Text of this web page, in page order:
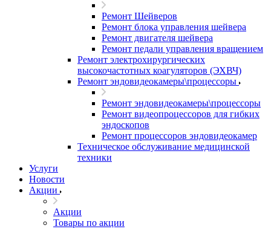
Ремонт Шейверов
Ремонт блока управления шейвера
Ремонт двигателя шейвера
Ремонт педали управления вращением
Ремонт электрохирургических
высокочастотных коагуляторов (ЭХВЧ)
Ремонт эндовидеокамеры\процессоры
Ремонт эндовидеокамеры\процессоры
Ремонт видеопроцессоров для гибких
эндоскопов
Ремонт процессоров эндовидеокамер
Техническое обслуживание медицинской
техники
Услуги
Новости
Акции
Акции
Товары по акции